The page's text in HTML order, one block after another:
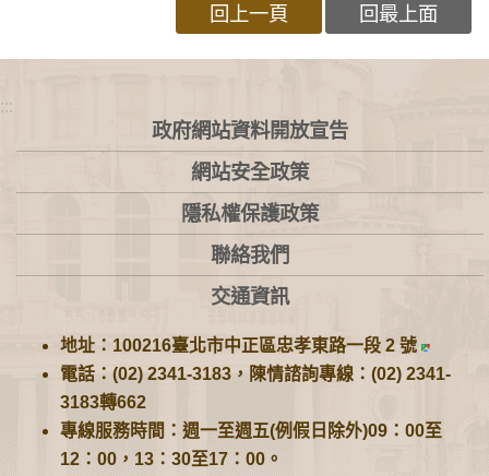
回上一頁 回最上面
:::
政府網站資料開放宣告
網站安全政策
隱私權保護政策
聯絡我們
交通資訊
地址：100216臺北市中正區忠孝東路一段 2 號
電話：(02) 2341-3183，陳情諮詢專線：(02) 2341-
3183轉662
專線服務時間：週一至週五(例假日除外)09：00至
12：00，13：30至17：00。